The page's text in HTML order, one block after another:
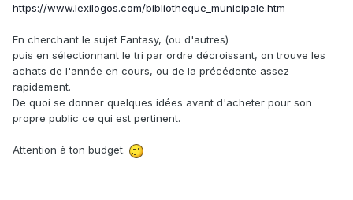
https://www.lexilogos.com/bibliotheque_municipale.htm
En cherchant le sujet Fantasy, (ou d'autres)
puis en sélectionnant le tri par ordre décroissant, on trouve les
achats de l'année en cours, ou de la précédente assez
rapidement.
De quoi se donner quelques idées avant d'acheter pour son
propre public ce qui est pertinent.
Attention à ton budget.